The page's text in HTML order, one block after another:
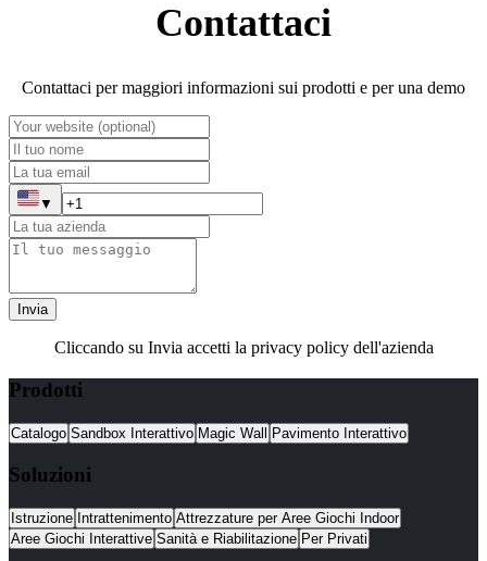
Contattaci
Contattaci per maggiori informazioni sui prodotti e per una demo
▼
Invia
Cliccando su Invia accetti la privacy policy dell'azienda
Prodotti
Catalogo Sandbox Interattivo Magic Wall Pavimento Interattivo
Soluzioni
Istruzione Intrattenimento Attrezzature per Aree Giochi Indoor
Aree Giochi Interattive Sanità e Riabilitazione Per Privati